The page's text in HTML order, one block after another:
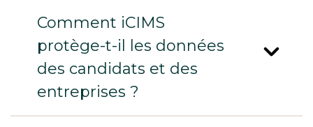
Comment iCIMS
protège-t-il les données
des candidats et des
entreprises ?